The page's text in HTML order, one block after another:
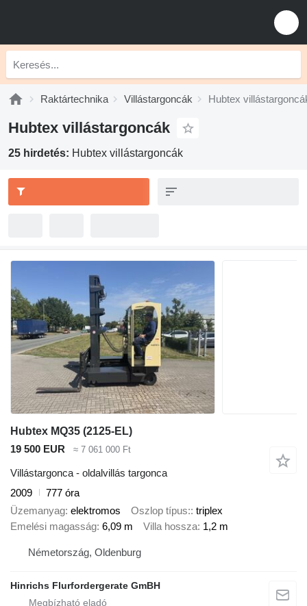
Raktártechnika Villástargoncák Hubtex
Hubtex villástargoncák
25 hirdetés: Hubtex villástargoncák
Hubtex MQ35 (2125-EL)
19 500 EUR
≈ 7 061 000 Ft
Villástargonca - oldalvillás targonca
2009
777 óra
Üzemanyag elektromos Oszlop típus: triplex
Emelési magasság 6,09 m Villa hossza 1,2 m
Németország, Oldenburg
Hinrichs Flurfordergerate GmBH